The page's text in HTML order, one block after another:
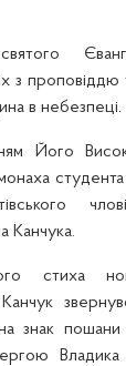
з проповіддю
в небезпеці.
Його
Канчука.
стиха
знак пошани